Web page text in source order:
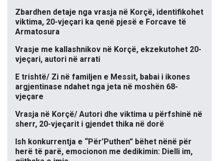
Zbardhen detaje nga vrasja në Korçë, identifikohet
viktima, 20-vjeçari ka qenë pjesë e Forcave të
Armatosura
Vrasje me kallashnikov në Korçë, ekzekutohet 20-
vjeçari, autori në arrati
E trishtë/ Zi në familjen e Messit, babai i ikones
argjentinase ndahet nga jeta në moshën 68-
vjeçare
Vrasja në Korçë/ Autori dhe viktima u përfshinë në
sherr, 20-vjeçarit i gjendet thika në dorë
Ish konkurrentja e “Për’Puthen” bëhet nënë për
herë të parë, emocionon me dedikimin: Dielli im,